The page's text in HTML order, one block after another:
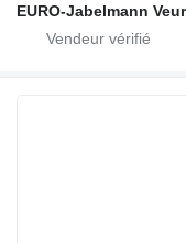
EURO-Jabelmann